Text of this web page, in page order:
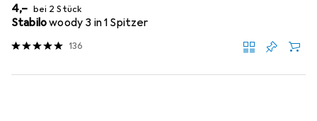
EUR
4,– bei 2 Stück
Stabilowoody 3 in 1 Spitzer
136